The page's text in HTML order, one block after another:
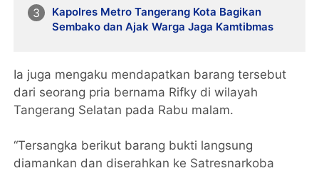
Kapolres Metro Tangerang Kota Bagikan
Sembako dan Ajak Warga Jaga Kamtibmas
Ia juga mengaku mendapatkan barang tersebut
dari seorang pria bernama Rifky di wilayah
Tangerang Selatan pada Rabu malam.
“Tersangka berikut barang bukti langsung
diamankan dan diserahkan ke Satresnarkoba